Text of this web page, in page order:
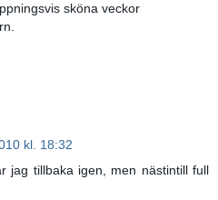
sköna veckor
kl. 18:32
jag tillbaka igen, men nästintill full